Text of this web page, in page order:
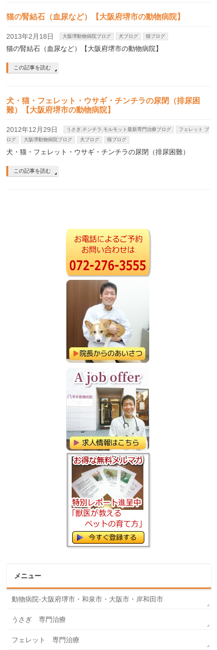
猫の腎結石（血尿など）【大阪府堺市の動物病院】
2013年2月18日 大阪堺動物病院ブログ 犬ブログ 猫ブログ
猫の腎結石（血尿など）【大阪府堺市の動物病院】
この記事を読む
犬・猫・フェレット・ウサギ・チンチラの尿閉（排尿困
難）【大阪府堺市の動物病院】
2012年12月29日 うさぎ,チンチラ,モルモット最新専門治療ブログ
フェレット ブ
ログ
大阪堺動物病院ブログ 犬ブログ 猫ブログ
犬・猫・フェレット・ウサギ・チンチラの尿閉（排尿困難）
この記事を読む
メニュー
動物病院-大阪府堺市・和泉市・大阪市・岸和田市
うさぎ 専門治療
フェレット 専門治療